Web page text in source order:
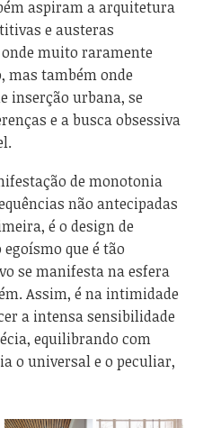
aspiram a arquitetura
e austeras
muito raramente
mas também onde
inserção urbana, se
e a busca obsessiva
de monotonia
não antecipadas
é o design de
que é tão
se manifesta na esfera
Assim, é na intimidade
a intensa sensibilidade
equilibrando com
o universal e o peculiar,